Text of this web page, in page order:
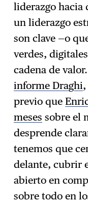
liderazgo hacia
un liderazgo
son clave —o
verdes,
cadena de
informe Draghi
previo que
meses sobre el
desprende
tenemos que
delante, cubrir
abierto en
sobre todo en